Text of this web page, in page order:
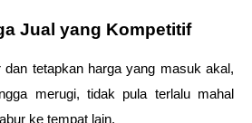
Jual yang Kompetitif
dan tetapkan harga yang masuk akal,
merugi, tidak pula terlalu mahal
ke tempat lain.